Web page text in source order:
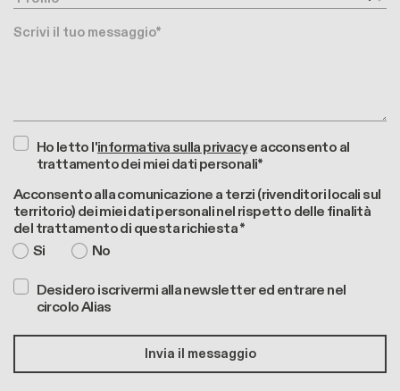
Messaggio
Ho letto l'informativa sulla privacye acconsento al
trattamento dei miei dati personali*
Acconsento alla comunicazione a terzi (rivenditori locali sul
territorio) dei miei dati personali nel rispetto delle finalità
del trattamento di questa richiesta *
Si
No
Desidero iscrivermi alla newsletter ed entrare nel
circolo Alias